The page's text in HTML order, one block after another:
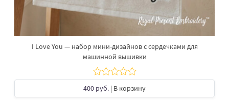
I Love You — набор мини-дизайнов с сердечками для
машинной вышивки
400 руб. | В корзину